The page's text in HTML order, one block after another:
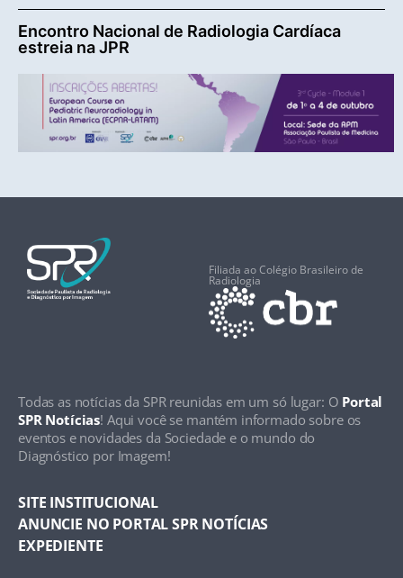
Encontro Nacional de Radiologia Cardíaca
estreia na JPR
Filiada ao Colégio Brasileiro de
Radiologia
Todas as notícias da SPR reunidas em um só lugar: O Portal
SPR Notícias! Aqui você se mantém informado sobre os
eventos e novidades da Sociedade e o mundo do
Diagnóstico por Imagem!
SITE INSTITUCIONAL
ANUNCIE NO PORTAL SPR NOTÍCIAS
EXPEDIENTE